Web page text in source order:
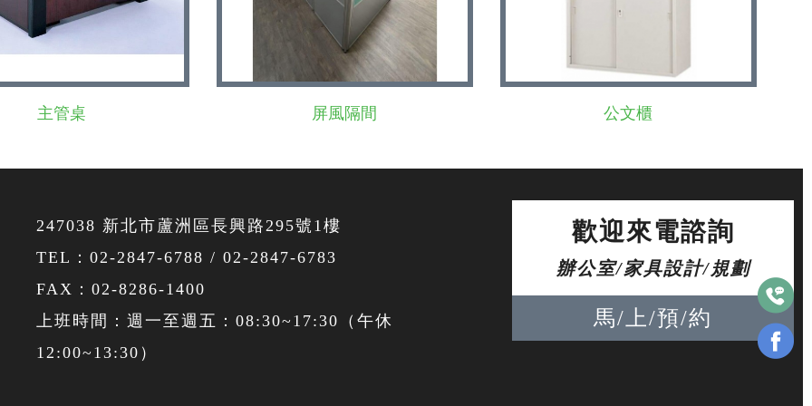
主管桌 屏風隔間 公文櫃
247038 新北市蘆洲區長興路295號1樓
TEL： 02-2847-6788 / 02-2847-6783
FAX：02-8286-1400
上班時間：週一至週五：08:30~17:30（午休
12:00~13:30）
歡迎來電諮詢
辦公室/家具設計/規劃
馬/上/預/約